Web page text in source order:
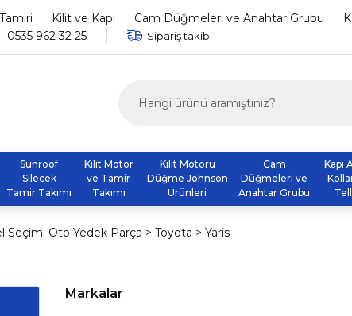
Kilit ve Kapı Cam Düğmeleri ve Anahtar Grubu
0535 962 32 25 Sipariş takibi
Sunroof
Silecek
Tamir Takımı
Kilit Motor
ve Tamir
Takımı
Kilit Motoru
Düğme Johnson
Ürünleri
Cam
Düğmeleri ve
Anahtar Grubu
Kapı
Seçimi Oto Yedek Parça Toyota Yaris
Markalar